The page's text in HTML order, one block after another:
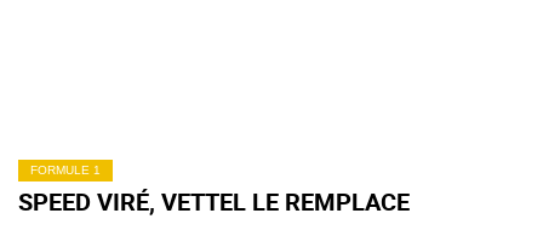
FORMULE 1
SPEED VIRÉ, VETTEL LE REMPLACE